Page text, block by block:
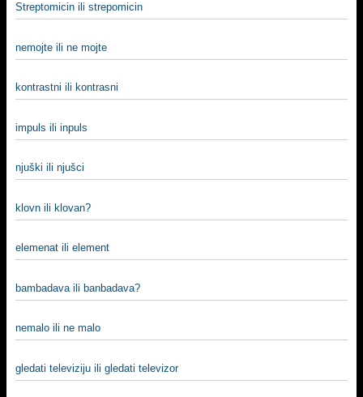
Streptomicin ili strepomicin
nemojte ili ne mojte
kontrastni ili kontrasni
impuls ili inpuls
njuški ili njušci
klovn ili klovan?
elemenat ili element
bambadava ili banbadava?
nemalo ili ne malo
gledati televiziju ili gledati televizor